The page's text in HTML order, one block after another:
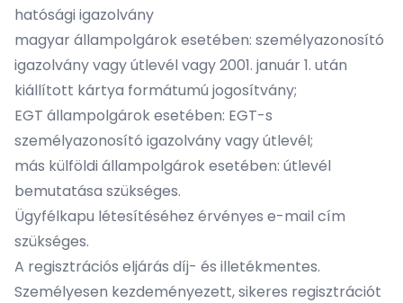
hatósági igazolvány
magyar állampolgárok esetében: személyazonosító
igazolvány vagy útlevél vagy 2001. január 1. után
kiállított kártya formátumú jogosítvány;
EGT állampolgárok esetében: EGT-s
személyazonosító igazolvány vagy útlevél;
más külföldi állampolgárok esetében: útlevél
bemutatása szükséges.
Ügyfélkapu létesítéséhez érvényes e-mail cím
szükséges.
A regisztrációs eljárás díj- és illetékmentes.
Személyesen kezdeményezett, sikeres regisztrációt